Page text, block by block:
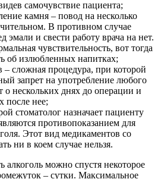
самочувствие пациента;
камня – повод на несколько
В противном случае
эмали и свести работу врача на нет.
чувствительность, вот тогда
об излюбленных напитках;
– сложная процедура, при которой
запрет на употребление любого
о нескольких днях до операции и
после нее;
стоматолог назначает пациенту
противопоказанием для
Этот вид медикаментов со
ни в коем случае нельзя.
алкоголь можно спустя некоторое
– сутки. Максимальное